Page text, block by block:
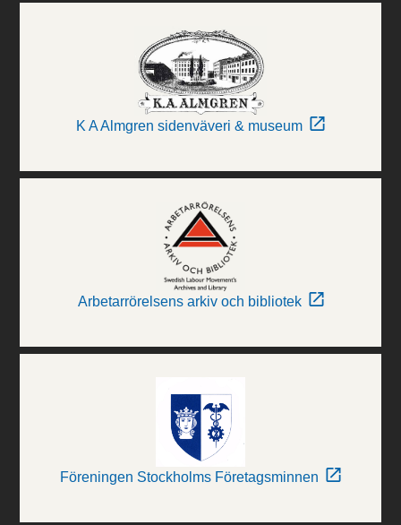
K A Almgren sidenväveri & museum
Arbetarrörelsens arkiv och bibliotek
Föreningen Stockholms Företagsminnen